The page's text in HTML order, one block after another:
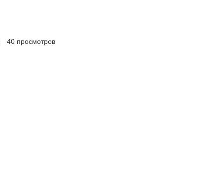
40 просмотров